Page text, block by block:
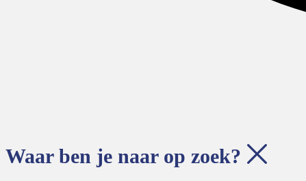
Waar ben je naar op zoek?